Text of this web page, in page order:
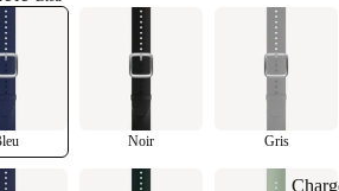
Noir Gris